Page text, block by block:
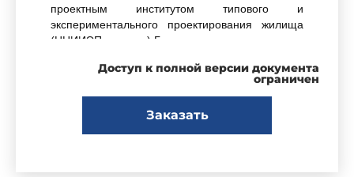
проектным институтом типового и
экспериментального проектирования жилища
(ЦНИИЭП жилища) Госгражданстроя
Центральным научно-исследовательским
(ЦНИИСК) им. В.А.Кучеренко Госстроя СССР
Ордена Трудового Красного Знамени
Доступ к полной версии документа
ограничен
Заказать